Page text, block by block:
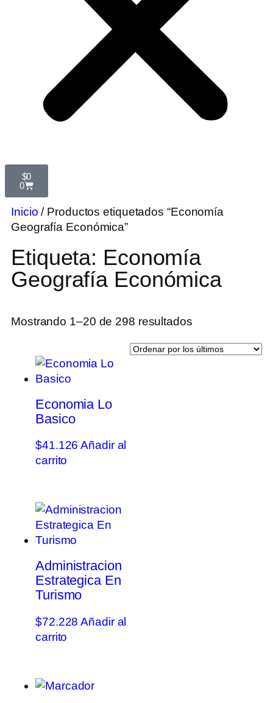
$0
0
Inicio / Productos etiquetados “Economía
Geografía Económica”
Etiqueta: Economía
Geografía Económica
Mostrando 1–20 de 298 resultados
Economia Lo
Basico
$41.126 Añadir al
carrito
Administracion
Estrategica En
Turismo
$72.228 Añadir al
carrito